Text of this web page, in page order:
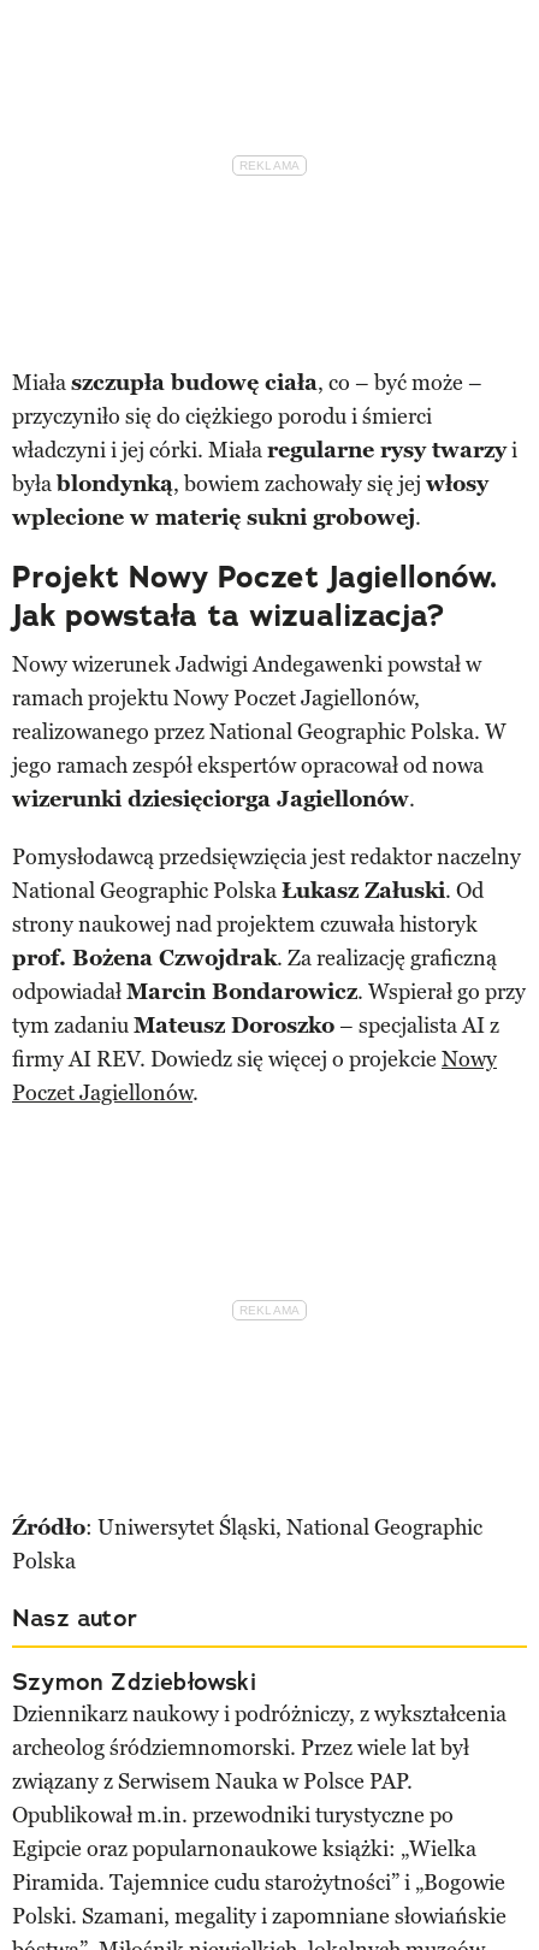
Miałaszczupła budowę ciała, co – być może –
przyczyniło się do ciężkiego porodu i śmierci
władczyni i jej córki. Miałaregularne rysy twarzyi
byłablondynką, bowiem zachowały się jej włosy
wplecione w materię sukni grobowej.
Projekt Nowy Poczet Jagiellonów.
Jak powstała ta wizualizacja?
Nowy wizerunek Jadwigi Andegawenki powstał w
ramach projektu Nowy Poczet Jagiellonów,
realizowanego przez National Geographic Polska. W
jego ramach zespół ekspertów opracował od nowa
wizerunki dziesięciorga Jagiellonów.
Pomysłodawcą przedsięwzięcia jest redaktor naczelny
National Geographic PolskaŁukasz Załuski. Od
strony naukowej nad projektem czuwała historyk
prof. Bożena Czwojdrak. Za realizację graficzną
odpowiadałMarcin Bondarowicz. Wspierał go przy
tym zadaniuMateusz Doroszko– specjalista AI z
firmy AI REV. Dowiedz się więcej o projekcie Nowy
Poczet Jagiellonów.
Źródło: Uniwersytet Śląski, National Geographic
Polska
Nasz autor
Szymon Zdziebłowski
Dziennikarz naukowy i podróżniczy, z wykształcenia
archeolog śródziemnomorski. Przez wiele lat był
związany z Serwisem Nauka w Polsce PAP.
Opublikował m.in. przewodniki turystyczne po
Egipcie oraz popularnonaukowe książki: „Wielka
Piramida. Tajemnice cudu starożytności” i „Bogowie
Polski. Szamani, megality i zapomniane słowiańskie